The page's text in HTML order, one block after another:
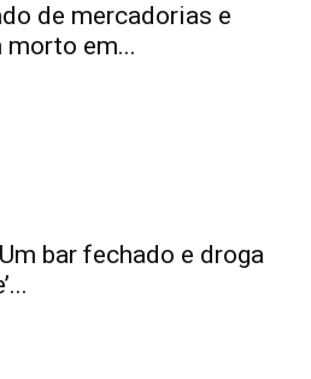
de mercadorias e
morto em...
bar fechado e droga